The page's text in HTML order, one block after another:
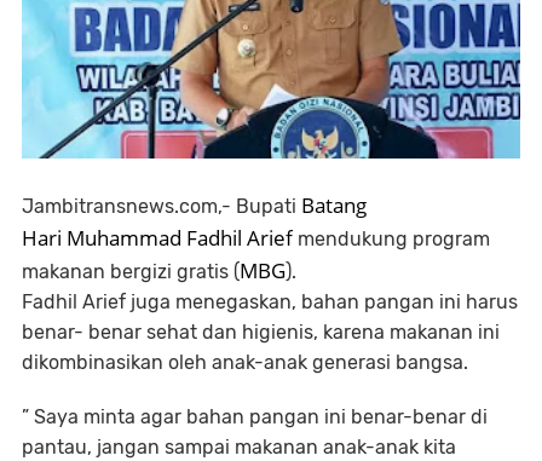
Jambitransnews.com,- Bupati Batang
Hari Muhammad Fadhil Arief mendukung program
makanan bergizi gratis (MBG).
Fadhil Arief juga menegaskan, bahan pangan ini harus
benar- benar sehat dan higienis, karena makanan ini
dikombinasikan oleh anak-anak generasi bangsa.
” Saya minta agar bahan pangan ini benar-benar di
pantau, jangan sampai makanan anak-anak kita